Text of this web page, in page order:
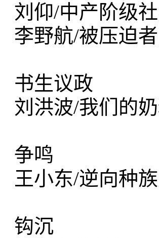
刘仰/中产阶级
李野航/被压迫
书生议政
刘洪波/我们的
争鸣
王小东/逆向种
钩沉